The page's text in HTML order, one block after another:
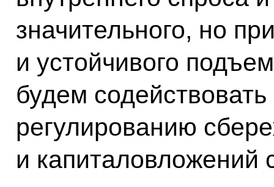
значительного, но
и устойчивого
будем
регулированию
и капиталовложений